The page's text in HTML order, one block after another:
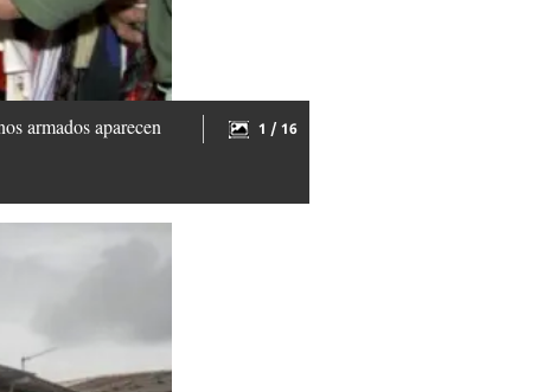
armados aparecen
1 / 16